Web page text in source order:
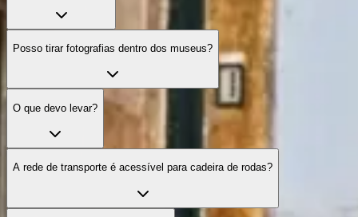
Posso tirar fotografias dentro dos museus?
O que devo levar?
A rede de transporte é acessível para cadeira de rodas?